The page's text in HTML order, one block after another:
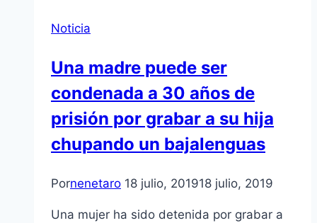
Noticia
Una madre puede ser
condenada a 30 años de
prisión por grabar a su hija
chupando un bajalenguas
Pornenetaro 18 julio, 201918 julio, 2019
Una mujer ha sido detenida por grabar a